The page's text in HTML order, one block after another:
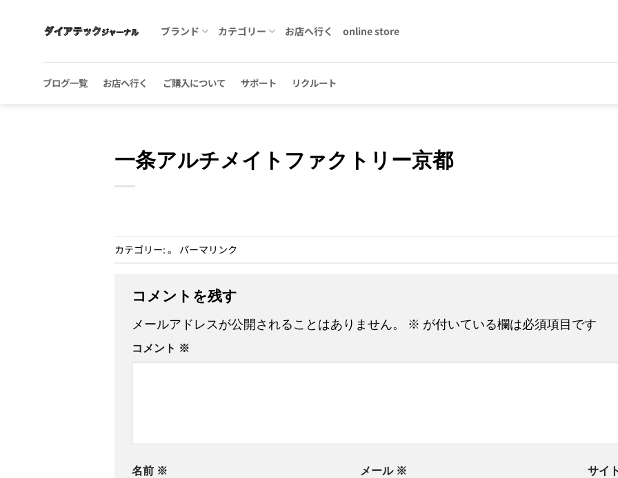
ブランド カテゴリー お店へ行く online store
ブログ一覧 お店へ行く ご購入について サポート リクルート
一条アルチメイトファクトリー京都
カテゴリー: 。 パーマリンク
コメントを残す
メールアドレスが公開されることはありません。 ※ が付いている欄は必須項目です
コメント ※
名前 ※ メール ※ サイ